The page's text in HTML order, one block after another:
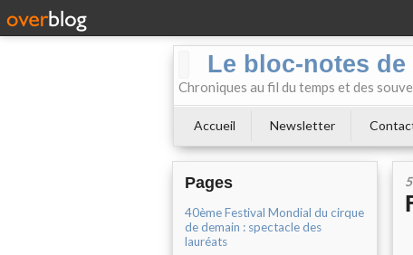
Le bloc-notes de
Chroniques au fil du temps et des
Accueil Newsletter
Pages
40ème Festival Mondial du cirque
de demain : spectacle des
lauréats